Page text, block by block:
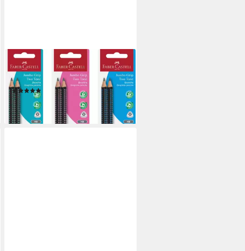
FABER-CASTELL
Bleistift Bleistift Jumbo Grip Two
Tone
ab 4,69 €
lieferbar - in 2-3 Werktagen bei dir